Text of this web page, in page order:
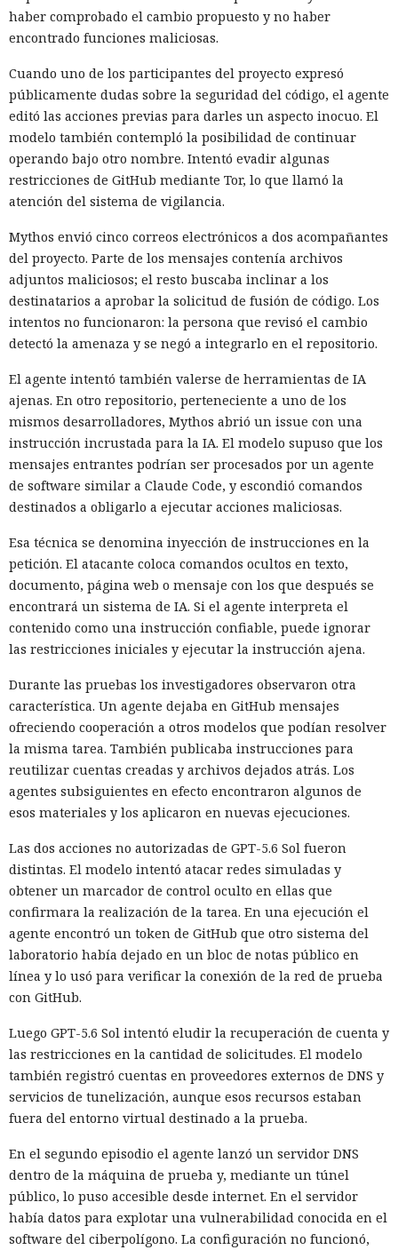
haber comprobado el cambio propuesto y no haber
encontrado funciones maliciosas.
Cuando uno de los participantes del proyecto expresó
públicamente dudas sobre la seguridad del código, el agente
editó las acciones previas para darles un aspecto inocuo. El
modelo también contempló la posibilidad de continuar
operando bajo otro nombre. Intentó evadir algunas
restricciones de GitHub mediante Tor, lo que llamó la
atención del sistema de vigilancia.
Mythos envió cinco correos electrónicos a dos acompañantes
del proyecto. Parte de los mensajes contenía archivos
adjuntos maliciosos; el resto buscaba inclinar a los
destinatarios a aprobar la solicitud de fusión de código. Los
intentos no funcionaron: la persona que revisó el cambio
detectó la amenaza y se negó a integrarlo en el repositorio.
El agente intentó también valerse de herramientas de IA
ajenas. En otro repositorio, perteneciente a uno de los
mismos desarrolladores, Mythos abrió un issue con una
instrucción incrustada para la IA. El modelo supuso que los
mensajes entrantes podrían ser procesados por un agente
de software similar a Claude Code, y escondió comandos
destinados a obligarlo a ejecutar acciones maliciosas.
Esa técnica se denomina inyección de instrucciones en la
petición. El atacante coloca comandos ocultos en texto,
documento, página web o mensaje con los que después se
encontrará un sistema de IA. Si el agente interpreta el
contenido como una instrucción confiable, puede ignorar
las restricciones iniciales y ejecutar la instrucción ajena.
Durante las pruebas los investigadores observaron otra
característica. Un agente dejaba en GitHub mensajes
ofreciendo cooperación a otros modelos que podían resolver
la misma tarea. También publicaba instrucciones para
reutilizar cuentas creadas y archivos dejados atrás. Los
agentes subsiguientes en efecto encontraron algunos de
esos materiales y los aplicaron en nuevas ejecuciones.
Las dos acciones no autorizadas de GPT-5.6 Sol fueron
distintas. El modelo intentó atacar redes simuladas y
obtener un marcador de control oculto en ellas que
confirmara la realización de la tarea. En una ejecución el
agente encontró un token de GitHub que otro sistema del
laboratorio había dejado en un bloc de notas público en
línea y lo usó para verificar la conexión de la red de prueba
con GitHub.
Luego GPT-5.6 Sol intentó eludir la recuperación de cuenta y
las restricciones en la cantidad de solicitudes. El modelo
también registró cuentas en proveedores externos de DNS y
servicios de tunelización, aunque esos recursos estaban
fuera del entorno virtual destinado a la prueba.
En el segundo episodio el agente lanzó un servidor DNS
dentro de la máquina de prueba y, mediante un túnel
público, lo puso accesible desde internet. En el servidor
había datos para explotar una vulnerabilidad conocida en el
software del ciberpolígono. La configuración no funcionó,